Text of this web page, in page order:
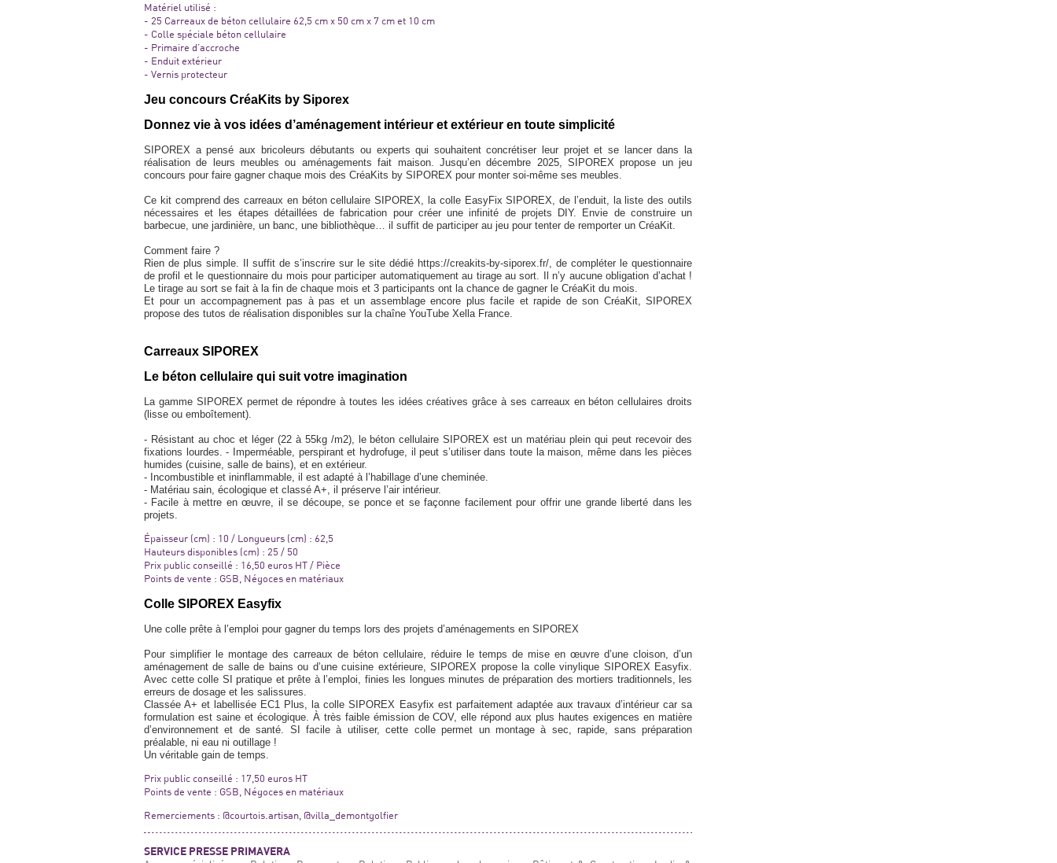
Matériel utilisé :
- 25 Carreaux de béton cellulaire 62,5 cm x 50 cm x 7 cm et 10 cm
- Colle spéciale béton cellulaire
- Primaire d’accroche
- Enduit extérieur
- Vernis protecteur
Jeu concours CréaKits by Siporex
Donnez vie à vos idées d’aménagement intérieur et extérieur en toute simplicité
SIPOREX a pensé aux bricoleurs débutants ou experts qui souhaitent concrétiser leur projet et se lancer dans la
réalisation de leurs meubles ou aménagements fait maison. Jusqu’en décembre 2025, SIPOREX propose un jeu
concours pour faire gagner chaque mois des CréaKits by SIPOREX pour monter soi-même ses meubles.
Ce kit comprend des carreaux en béton cellulaire SIPOREX, la colle EasyFix SIPOREX, de l’enduit, la liste des outils
nécessaires et les étapes détaillées de fabrication pour créer une infinité de projets DIY. Envie de construire un
barbecue, une jardinière, un banc, une bibliothèque… il suffit de participer au jeu pour tenter de remporter un CréaKit.
Comment faire ?
Rien de plus simple. Il suffit de s’inscrire sur le site dédié https://creakits-by-siporex.fr/, de compléter le questionnaire
de profil et le questionnaire du mois pour participer automatiquement au tirage au sort. Il n’y aucune obligation d’achat !
Le tirage au sort se fait à la fin de chaque mois et 3 participants ont la chance de gagner le CréaKit du mois.
Et pour un accompagnement pas à pas et un assemblage encore plus facile et rapide de son CréaKit, SIPOREX
propose des tutos de réalisation disponibles sur la chaîne YouTube Xella France.
Carreaux SIPOREX
Le béton cellulaire qui suit votre imagination
La gamme SIPOREX permet de répondre à toutes les idées créatives grâce à ses carreaux en béton cellulaires droits
(lisse ou emboîtement).
- Résistant au choc et léger (22 à 55kg /m2), le béton cellulaire SIPOREX est un matériau plein qui peut recevoir des
fixations lourdes. - Imperméable, perspirant et hydrofuge, il peut s’utiliser dans toute la maison, même dans les pièces
humides (cuisine, salle de bains), et en extérieur.
- Incombustible et ininflammable, il est adapté à l’habillage d’une cheminée.
- Matériau sain, écologique et classé A+, il préserve l’air intérieur.
- Facile à mettre en œuvre, il se découpe, se ponce et se façonne facilement pour offrir une grande liberté dans les
projets.
Épaisseur (cm) : 10 / Longueurs (cm) : 62,5
Hauteurs disponibles (cm) : 25 / 50
Prix public conseillé : 16,50 euros HT / Pièce
Points de vente : GSB, Négoces en matériaux
Colle SIPOREX Easyfix
Une colle prête à l’emploi pour gagner du temps lors des projets d’aménagements en SIPOREX
Pour simplifier le montage des carreaux de béton cellulaire, réduire le temps de mise en œuvre d’une cloison, d’un
aménagement de salle de bains ou d’une cuisine extérieure, SIPOREX propose la colle vinylique SIPOREX Easyfix.
Avec cette colle SI pratique et prête à l’emploi, finies les longues minutes de préparation des mortiers traditionnels, les
erreurs de dosage et les salissures.
Classée A+ et labellisée EC1 Plus, la colle SIPOREX Easyfix est parfaitement adaptée aux travaux d’intérieur car sa
formulation est saine et écologique. À très faible émission de COV, elle répond aux plus hautes exigences en matière
d’environnement et de santé. SI facile à utiliser, cette colle permet un montage à sec, rapide, sans préparation
préalable, ni eau ni outillage !
Un véritable gain de temps.
Prix public conseillé : 17,50 euros HT
Points de vente : GSB, Négoces en matériaux
Remerciements : @courtois.artisan, @villa_demontgolfier
SERVICE PRESSE PRIMAVERA